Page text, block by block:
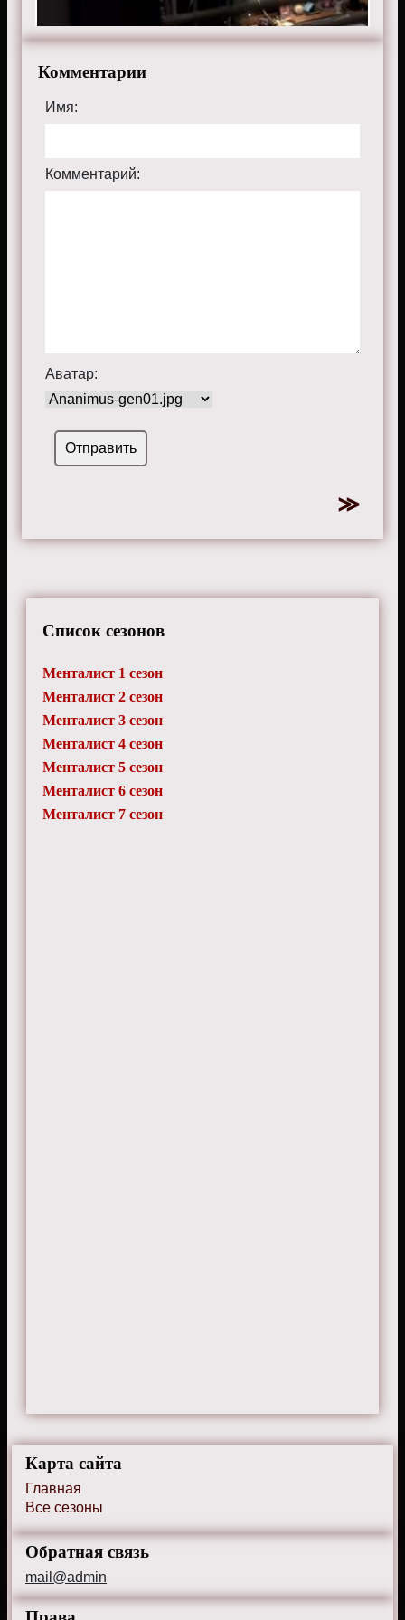
бесплатно в хорошем HD качестве, на телефоне,
планшете, пк или телевизоре на сайте thementalist.ru.
Комментарии
Имя:
Комментарий:
Аватар:
Список сезонов
Менталист 1 сезон
Менталист 2 сезон
Менталист 3 сезон
Менталист 4 сезон
Менталист 5 сезон
Менталист 6 сезон
Менталист 7 сезон
Карта сайта
Главная
Все сезоны
Обратная связь
mail@admin